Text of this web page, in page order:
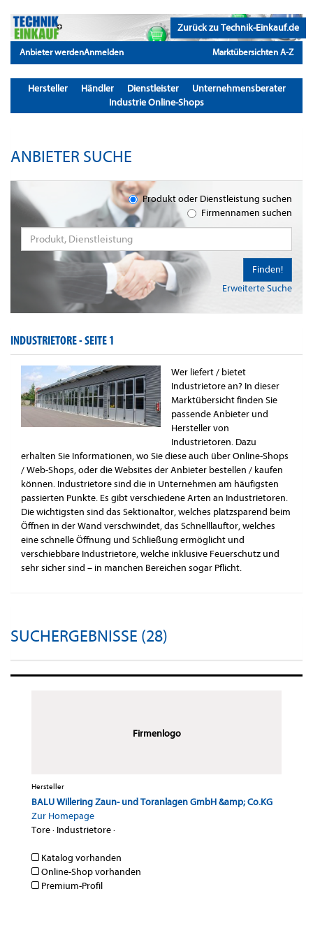
Zurück zu Technik-Einkauf.de
Anbieter werdenAnmelden Marktübersichten A-Z
Hersteller Händler Dienstleister
Unternehmensberater
Industrie Online-Shops
ANBIETER SUCHE
Produkt oder Dienstleistung suchen
Firmennamen suchen
Erweiterte Suche
Finden!
INDUSTRIETORE -SEITE 1
Wer liefert / bietet
Industrietore an? In dieser
Marktübersicht finden Sie
passende Anbieter und
Hersteller von
Industrietoren. Dazu
erhalten Sie Informationen, wo Sie diese auch über Online-Shops
/ Web-Shops, oder die Websites der Anbieter bestellen / kaufen
können. Industrietore sind die in Unternehmen am häufigsten
passierten Punkte. Es gibt verschiedene Arten an Industrietoren.
Die wichtigsten sind das Sektionaltor, welches platzsparend beim
Öffnen in der Wand verschwindet, das Schnelllauftor, welches
eine schnelle Öffnung und Schließung ermöglicht und
verschiebbare Industrietore, welche inklusive Feuerschutz und
sehr sicher sind – in manchen Bereichen sogar Pflicht.
SUCHERGEBNISSE (28)
Firmenlogo
Hersteller
BALU Willering Zaun- und Toranlagen GmbH &amp; Co.KG
Zur Homepage
Tore· Industrietore·
Katalog vorhanden
Online-Shop vorhanden
Premium-Profil